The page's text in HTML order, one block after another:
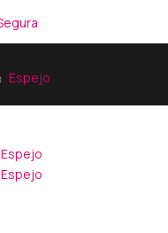
Espejo